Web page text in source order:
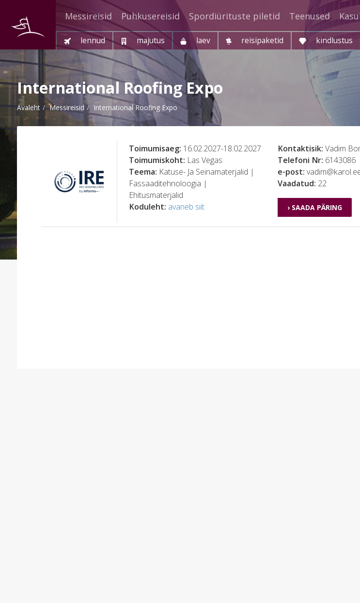
Messireisid Puhkusereisid Spordiürituste piletid Teenused
lennud majutus laev reisipaketid kindlustus
International Roofing Expo
Avaleht Messireisid International Roofing Expo
Toimumisaeg: 16.02.2027-18.02.2027
Toimumiskoht: Las Vegas
Teema: Katuse- Ja Seinamaterjalid |
Fassaaditehnoloogia |
Ehitusmaterjalid
Koduleht: avaneb siit
Kontaktisik: Vadim
Telefoni Nr: 6143086
e-post:
Vaadatud: 22
› SAADA PÄRING